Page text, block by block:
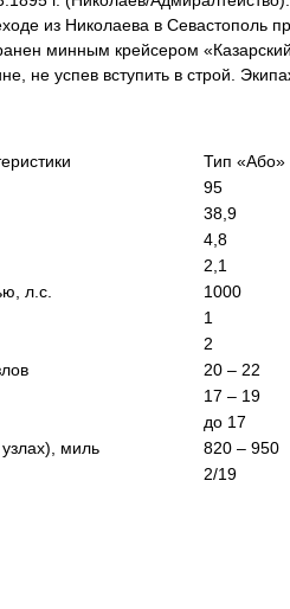
из Николаева в Севастополь
минным крейсером
не успев вступить в строй.
Тип «Або»
95
38,9
4,8
2,1
л.с.
1000
1
2
20 – 22
17 – 19
до 17
миль
820 – 950
2/19